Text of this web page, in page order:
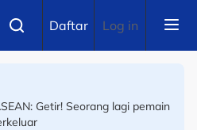
Daftar Log in
pasukan ranking keempat
Getir! Seorang lagi pemain